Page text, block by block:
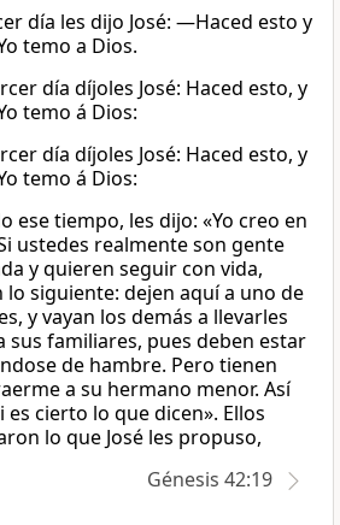
día les dijo José: —Haced esto y
temo a Dios.
día díjoles José: Haced esto, y
temo á Dios:
día díjoles José: Haced esto, y
temo á Dios:
ese tiempo, les dijo: «Yo creo en
ustedes realmente son gente
y quieren seguir con vida,
lo siguiente: dejen aquí a uno de
y vayan los demás a llevarles
sus familiares, pues deben estar
de hambre. Pero tienen
a su hermano menor. Así
es cierto lo que dicen». Ellos
lo que José les propuso,
Génesis 42:19